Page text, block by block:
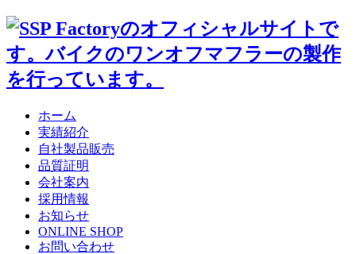
ホーム
実績紹介
自社製品販売
品質証明
会社案内
採用情報
お知らせ
ONLINE SHOP
お問い合わせ